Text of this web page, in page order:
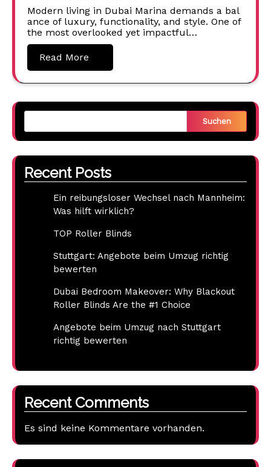
Modern living in Dubai Marina demands a bal
ance of luxury, functionality, and style. One of
the most overlooked yet impactful…
Read More
Suchen
Recent Posts
Ein reibungsloser Wechsel nach Mannheim:
Was hilft wirklich?
TOP Roller Blinds
Stuttgart: Angebote beim Umzug richtig
bewerten
Dubai Bedroom Makeover: Why Blackout
Roller Blinds Are the #1 Choice
Angebote beim Umzug nach Stuttgart
richtig bewerten
Recent Comments
Es sind keine Kommentare vorhanden.